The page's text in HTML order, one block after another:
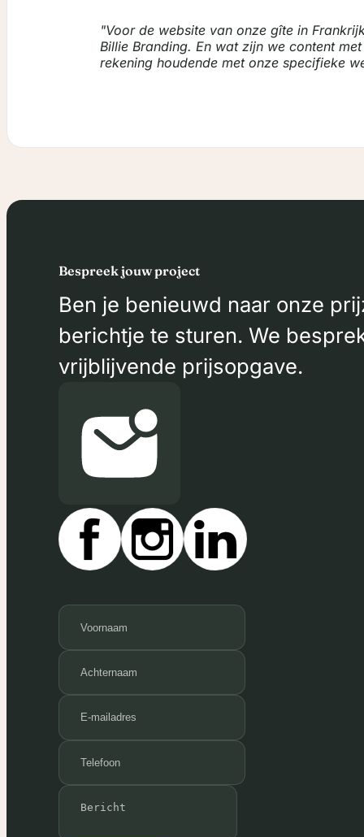
Voor de website van onze gîte in
Billie Branding. En wat zijn we content
rekening houdende met onze specifieke
Bespreek jouw project
Ben je benieuwd naar onze
berichtje te sturen. We
vrijblijvende prijsopgave.